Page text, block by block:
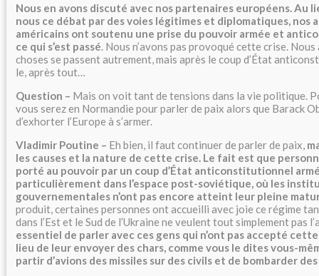
Nous en avons discuté avec nos partenaires européens. Au
nous ce débat par des voies légitimes et diplomatiques, nos
américains ont soutenu une prise du pouvoir armée et
ce qui s’est passé. Nous n’avons pas provoqué cette crise.
choses se passent autrement, mais après le coup d’État
le, après tout…
Question – Mais on voit tant de tensions dans la vie politique.
vous serez en Normandie pour parler de paix alors que Barack
d’exhorter l’Europe à s’armer.
Vladimir Poutine – Eh bien, il faut continuer de parler de paix,
les causes et la nature de cette crise. Le fait est que
porté au pouvoir par un coup d’État anticonstitutionnel
particulièrement dans l’espace post-soviétique, où les
gouvernementales n’ont pas encore atteint leur pleine
produit, certaines personnes ont accueilli avec joie ce régime
dans l’Est et le Sud de l’Ukraine ne veulent tout simplement pas
essentiel de parler avec ces gens qui n’ont pas accepté
lieu de leur envoyer des chars, comme vous le dites vous-
partir d’avions des missiles sur des civils et de bombarder